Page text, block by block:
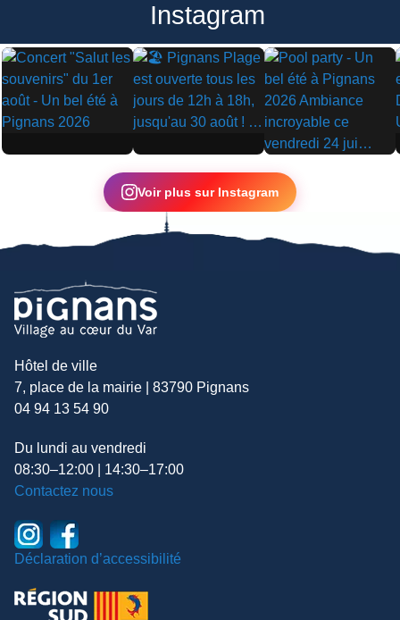
Instagram
▶ ▶
▶
Voir plus sur Instagram
Hôtel de ville
7, place de la mairie | 83790 Pignans
04 94 13 54 90
Du lundi au vendredi
08:30–12:00 | 14:30–17:00
Contactez nous
Déclaration d’accessibilité